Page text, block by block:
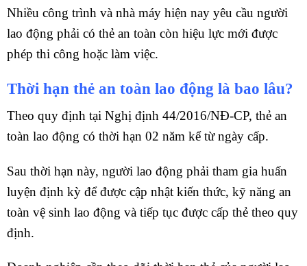
Nhiều công trình và nhà máy hiện nay yêu cầu người
lao động phải có thẻ an toàn còn hiệu lực mới được
phép thi công hoặc làm việc.
Thời hạn thẻ an toàn lao động là bao lâu?
Theo quy định tại Nghị định 44/2016/NĐ-CP, thẻ an
toàn lao động có thời hạn 02 năm kể từ ngày cấp.
Sau thời hạn này, người lao động phải tham gia huấn
luyện định kỳ để được cập nhật kiến thức, kỹ năng an
toàn vệ sinh lao động và tiếp tục được cấp thẻ theo quy
định.